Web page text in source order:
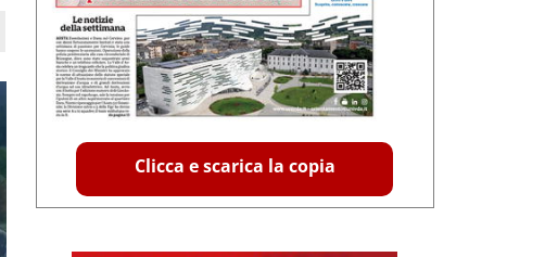
Clicca e scarica la copia